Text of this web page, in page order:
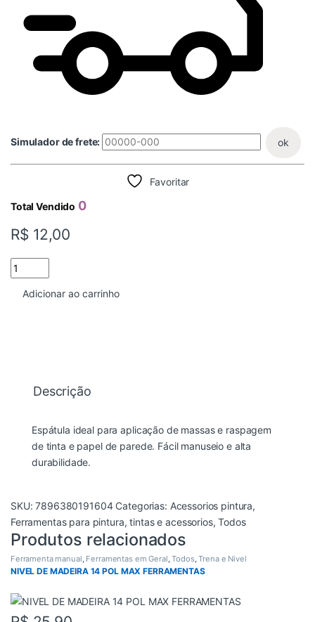
Simulador de frete: ok
Favoritar
Total Vendido 0
R$ 12,00
ESPATULA ACO ATLAS 6CM CABO MARROM quantidade
Adicionar ao carrinho
Descrição
Espátula ideal para aplicação de massas e raspagem
de tinta e papel de parede. Fácil manuseio e alta
durabilidade.
SKU:7896380191604 Categorias: Acessorios pintura,
Ferramentas para pintura,tintas e acessorios,Todos
Produtos relacionados
Ferramenta manual Ferramentas em Geral ,Todos,Trena e Nivel
NIVEL DE MADEIRA 14 POL MAX FERRAMENTAS